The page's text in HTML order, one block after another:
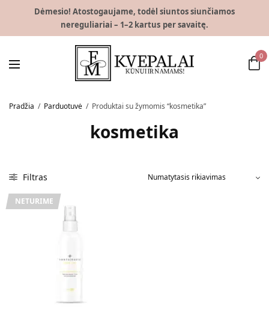
Dėmesio! Atostogaujame, todėl siuntos siunčiamos
nereguliariai – 1–2 kartus per savaitę.
0
Pradžia / Parduotuvė / Produktai su žymomis “kosmetika”
kosmetika
Filtras
NETURIME